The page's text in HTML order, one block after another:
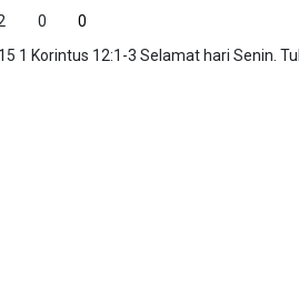
0
0
1 Korintus 12:1-3 Selamat hari Senin.